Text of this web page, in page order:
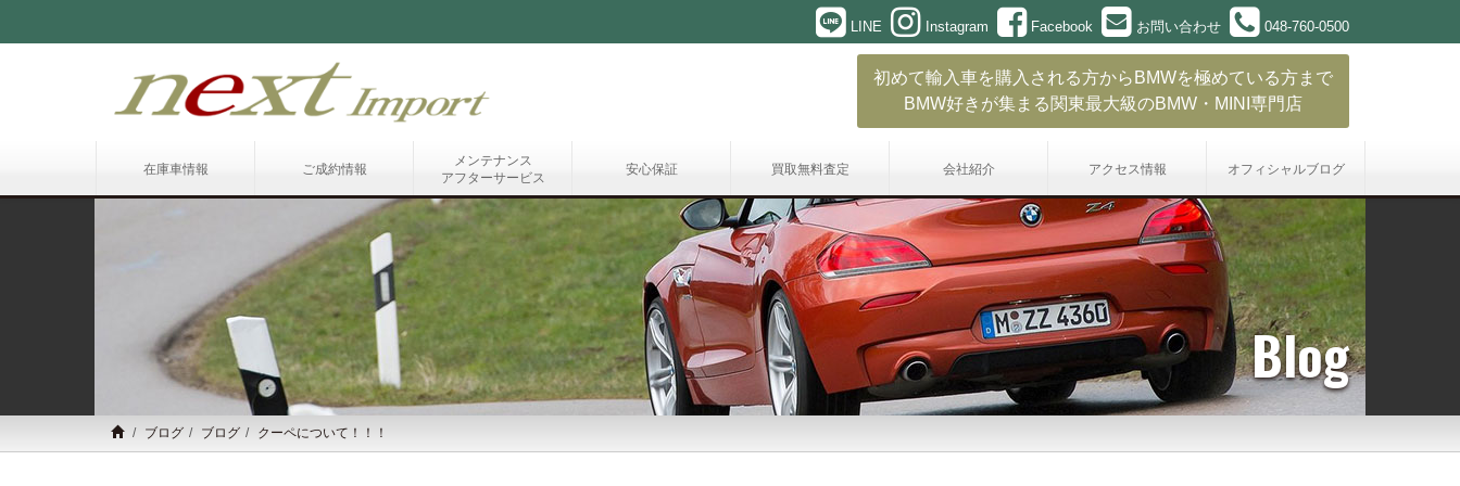
LINE Instagram Facebook お問い合わせ 048-760-0500
初めて輸入車を購入される方からBMWを極めている方まで
BMW好きが集まる関東最大級のBMW・MINI専門店
在庫車情報 ご成約情報
メンテナンス
アフターサービス
安心保証 買取無料査定 会社紹介 アクセス情報 オフィシャルブログ
Blog
ブログ ブログ クーペについて！！！